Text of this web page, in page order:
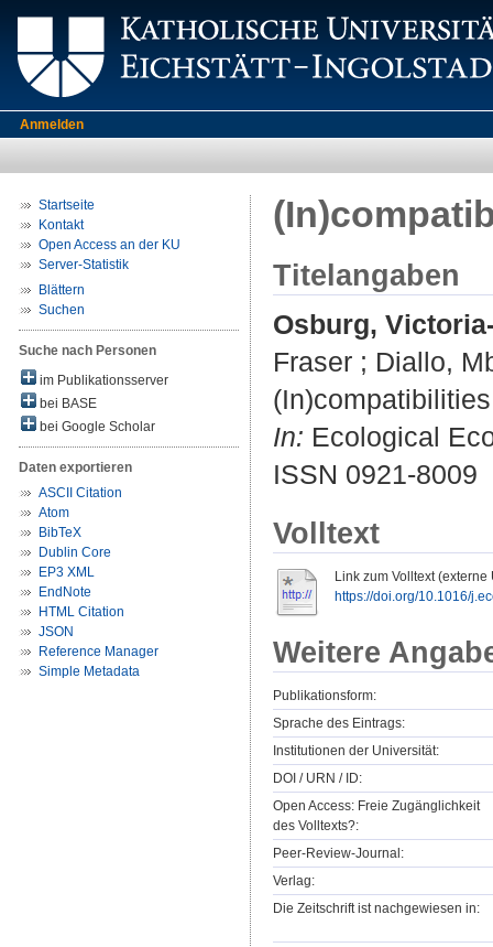
Anmelden
Startseite
Kontakt
Open Access an der KU
Server-Statistik
Blättern
Suchen
Suche nach Personen
im Publikationsserver
bei BASE
bei Google Scholar
Daten exportieren
ASCII Citation
Atom
BibTeX
Dublin Core
EP3 XML
EndNote
HTML Citation
JSON
Reference Manager
Simple Metadata
Titelangaben
Osburg,
Fraser ; Diallo,
In: Ecological
ISSN 0921-8009
Volltext
Link zum Volltext (externe
https://doi.org/10.1016/
Weitere
Publikationsform:
Sprache des Eintrags:
Institutionen der Universität:
DOI / URN / ID:
Open Access: Freie Zugänglichkeit
des Volltexts?:
Peer-Review-Journal:
Verlag:
Die Zeitschrift ist nachgewiesen in: